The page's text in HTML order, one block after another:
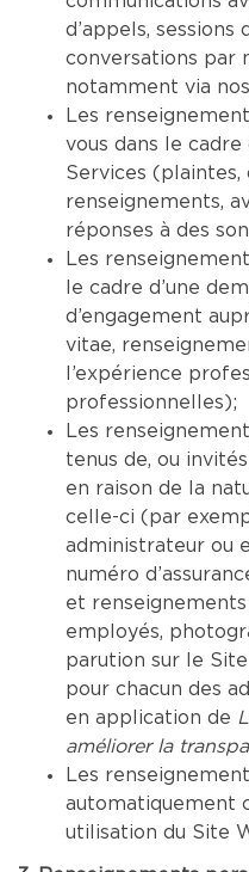
d’appels, sessions
conversations par
notamment via
Les
vous dans le
Services (plaintes,
renseignements,
réponses à des
Les
le cadre d’une
d’engagement
vitae,
l’expérience
professionnelles);
Les
tenus de, ou
en raison de la
celle-ci (par
administrateur ou
numéro
et
employés,
parution sur le
pour chacun des
en application de
améliorer la
Les
automatiquement
utilisation du Site